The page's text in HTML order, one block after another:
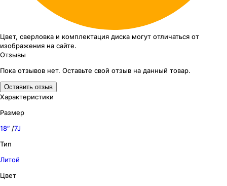
Цвет, сверловка и комплектация диска могут отличаться от
изображения на сайте.
Отзывы
Пока отзывов нет. Оставьте свой отзыв на данный товар.
Оставить отзыв
Характеристики
Размер
18″ /7J
Тип
Литой
Цвет